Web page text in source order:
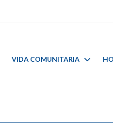
VIDA COMUNITARIA